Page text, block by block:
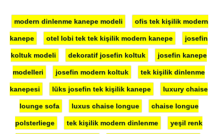
modern dinlenme kanepe modeli ofis tek kişilik modern
kanepe otel lobi tek tek kişilik modern kanepe josefin
koltuk modeli dekoratif josefin koltuk josefin kanepe
modelleri josefin modern koltuk tek kişilik dinlenme
kanepesi lüks josefin tek kişilik kanepe luxury chaise
lounge sofa luxus chaise longue chaise longue
polsterliege tek kişilik modern dinlenme yeşil renk